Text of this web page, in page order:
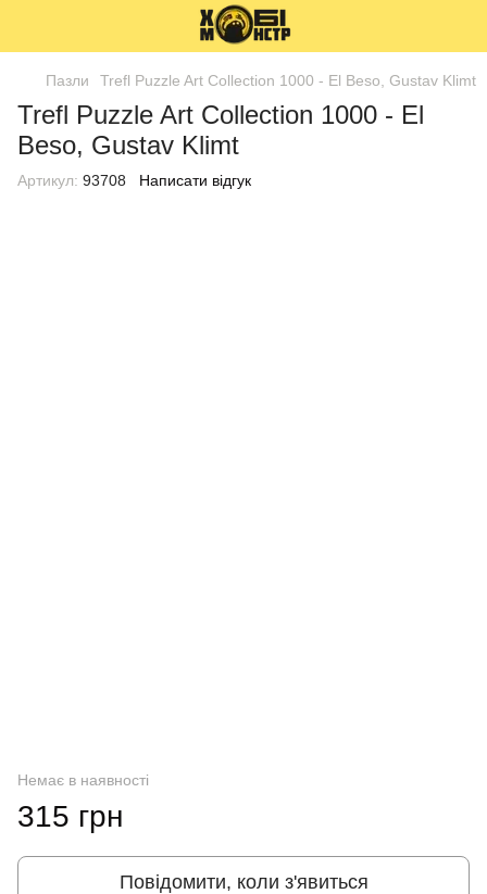
Пазли Trefl Puzzle Art Collection 1000 - El Beso, Gustav Klimt
Trefl Puzzle Art Collection 1000 - El
Beso, Gustav Klimt
Артикул: 93708 Написати відгук
Немає в наявності
315 грн
Повідомити, коли з'явиться